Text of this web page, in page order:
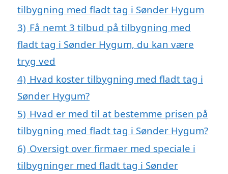
tilbygning med fladt tag i Sønder Hygum
3) Få nemt 3 tilbud på tilbygning med
fladt tag i Sønder Hygum, du kan være
tryg ved
4) Hvad koster tilbygning med fladt tag i
Sønder Hygum?
5) Hvad er med til at bestemme prisen på
tilbygning med fladt tag i Sønder Hygum?
6) Oversigt over firmaer med speciale i
tilbygninger med fladt tag i Sønder